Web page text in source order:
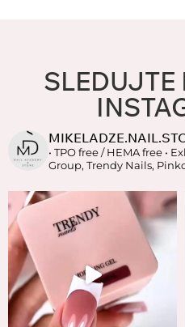
• TPO free / HEMA free •
Group, Trendy Nails,